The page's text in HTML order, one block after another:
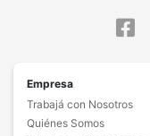
Empresa
Trabajá con Nosotros
Quiénes Somos